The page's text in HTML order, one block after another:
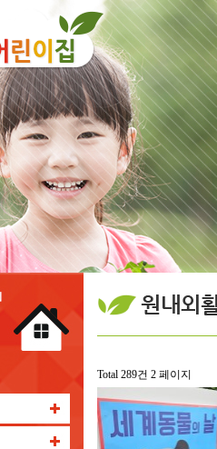
Total 289건 2 페이지